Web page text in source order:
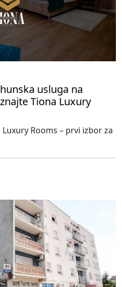
usluga na
Tiona Luxury
Rooms – prvi izbor za